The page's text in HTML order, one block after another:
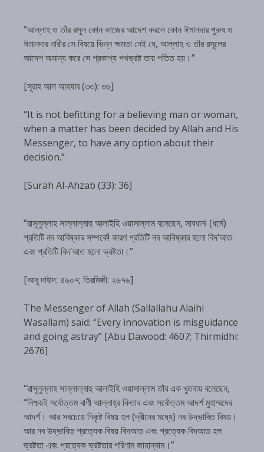
“আল্লাহ ও তাঁর রসূল কোন কাজের আদেশ করলে কোন ঈমানদার পুরুষ ও
ঈমানদার নারীর সে বিষয়ে ভিন্ন ক্ষমতা নেই যে, আল্লাহ ও তাঁর রসূলের
আদেশ অমান্য করে সে প্রকাশ্য পথভ্রষ্ট তায় পতিত হয়।”
[সূরাহ আল আহযাব (৩৩): ৩৬]
“It is not befitting for a believing man or woman,
when a matter has been decided by Allah and His
Messenger, to have any option about their
decision.”
[Surah Al-Ahzab (33): 36]
“রাসূলুল্লাহ সাল্লাল্লাহু আলাইহি ওয়াসাল্লাম বলেছেন, সাবধান! (ধর্মে)
প্রতিটি নব আবিষ্কার সম্পর্কে! কারণ প্রতিটি নব আবিষ্কার হলো বিদ‘আত
এবং প্রতিটি বিদ‘আত হলো ভ্রষ্টতা।”
[আবূ দাউদ: ৪৬০৭; তিরমিজী: ২৬৭৬]
The Messenger of Allah (Sallallahu Alaihi
Wasallam) said: “Every innovation is misguidance
and going astray” [Abu Dawood: 4607; Thirmidhi:
2676]
“রাসূলুল্লাহ সাল্লাল্লাহু আলাইহি ওয়াসাল্লাম তাঁর এক খুতবায় বলেছেন,
“নিশ্চয়ই সর্বোত্তম বাণী আল্লাহ্‌র কিতাব এবং সর্বোত্তম আদর্শ মুহাম্মদের
আদর্শ। আর সবচেয়ে নিকৃষ্ট বিষয় হল (দ্বীনের মধ্যে) নব উদ্ভাবিত বিষয়।
আর নব উদ্ভাবিত প্রত্যেক বিষয় বিদআত এবং প্রত্যেক বিদআত হল
ভ্রষ্টতা এবং প্রত্যেক ভ্রষ্টতার পরিণাম জাহান্নাম।”